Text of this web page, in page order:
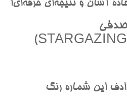
آسان و نتيجه‌اي حرفه‌اي!
صدفي
اين شماره رنگ